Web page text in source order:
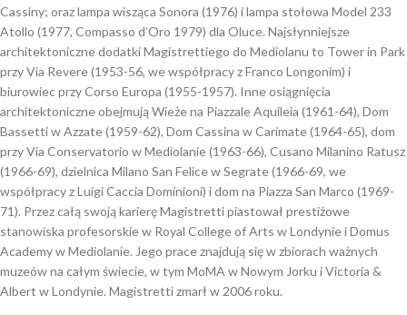
Cassiny; oraz lampa wisząca Sonora (1976) i lampa stołowa Model 233
Atollo (1977, Compasso d’Oro 1979) dla Oluce. Najsłynniejsze
architektoniczne dodatki Magistrettiego do Mediolanu to Tower in Park
przy Via Revere (1953-56, we współpracy z Franco Longonim) i
biurowiec przy Corso Europa (1955-1957). Inne osiągnięcia
architektoniczne obejmują Wieże na Piazzale Aquileia (1961-64), Dom
Bassetti w Azzate (1959-62), Dom Cassina w Carimate (1964-65), dom
przy Via Conservatorio w Mediolanie (1963-66), Cusano Milanino Ratusz
(1966-69), dzielnica Milano San Felice w Segrate (1966-69, we
współpracy z Luigi Caccia Dominioni) i dom na Piazza San Marco (1969-
71). Przez całą swoją karierę Magistretti piastował prestiżowe
stanowiska profesorskie w Royal College of Arts w Londynie i Domus
Academy w Mediolanie. Jego prace znajdują się w zbiorach ważnych
muzeów na całym świecie, w tym MoMA w Nowym Jorku i Victoria &
Albert w Londynie. Magistretti zmarł w 2006 roku.